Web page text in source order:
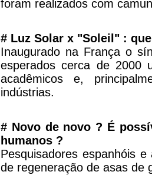
foram realizados com
# Luz Solar x "Soleil" :
Inaugurado na França o
esperados cerca de 2000
acadêmicos e,
indústrias.
# Novo de novo ? É
humanos ?
Pesquisadores espanhóis
de regeneração de asas de